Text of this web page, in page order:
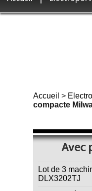
Accueil >
compacte
Avec
Lot de 3
DLX3202TJ